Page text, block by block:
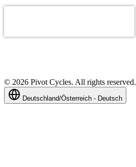
© 2026 Pivot Cycles. All rights reserved.
Deutschland/Österreich - Deutsch